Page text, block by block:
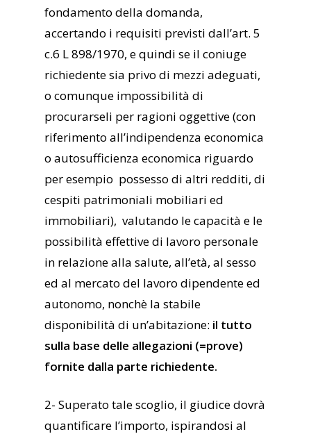
fondamento della domanda,
accertando i requisiti previsti dall’art. 5
c.6 L 898/1970, e quindi se il coniuge
richiedente sia privo di mezzi adeguati,
o comunque impossibilità di
procurarseli per ragioni oggettive (con
riferimento all’indipendenza economica
o autosufficienza economica riguardo
per esempio possesso di altri redditi, di
cespiti patrimoniali mobiliari ed
immobiliari), valutando le capacità e le
possibilità effettive di lavoro personale
in relazione alla salute, all’età, al sesso
ed al mercato del lavoro dipendente ed
autonomo, nonchè la stabile
disponibilità di un’abitazione: il tutto
sulla base delle allegazioni (=prove)
fornite dalla parte richiedente.
2- Superato tale scoglio, il giudice dovrà
quantificare l’importo, ispirandosi al